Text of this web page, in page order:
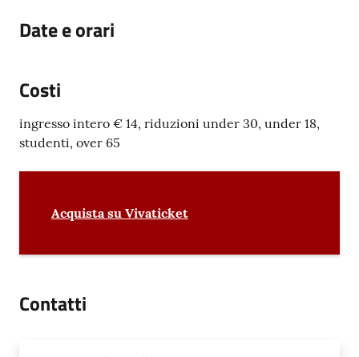
Date e orari
Costi
ingresso intero € 14, riduzioni under 30, under 18,
studenti, over 65
Acquista su Vivaticket
Contatti